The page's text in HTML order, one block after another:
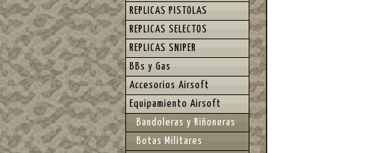
REPLICAS PISTOLAS
REPLICAS SELECTOS
REPLICAS SNIPER
BBs y Gas
Accesorios Airsoft
Equipamiento Airsoft
Bandoleras y Riñoneras
Botas Militares